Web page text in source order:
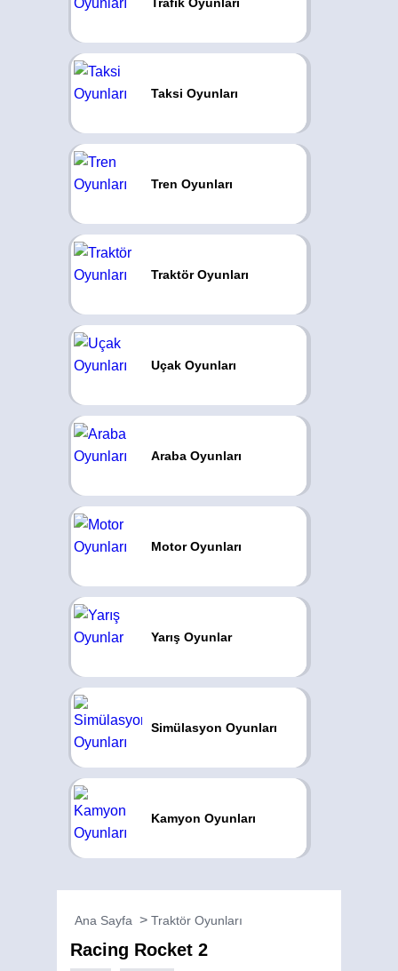
Taksi Oyunları
Tren Oyunları
Traktör Oyunları
Uçak Oyunları
Araba Oyunları
Motor Oyunları
Yarış Oyunlar
Simülasyon Oyunları
Kamyon Oyunları
Ana Sayfa Traktör Oyunları
Racing Rocket 2